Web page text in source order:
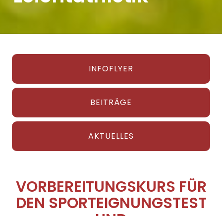
INFOFLYER
BEITRÄGE
AKTUELLES
VORBEREITUNGSKURS FÜR
DEN SPORTEIGNUNGSTEST